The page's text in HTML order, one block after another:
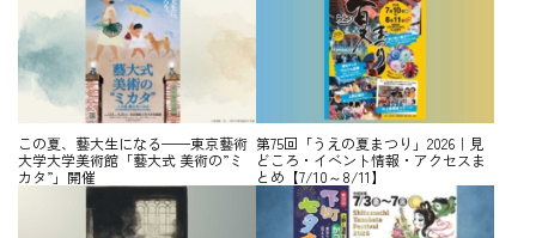
この夏、藝大生になる——東京藝術
大学大学美術館「藝大式 美術の”ミ
カタ”」開催
第75回「うえの夏まつり」2026｜見
どころ・イベント情報・アクセスま
とめ【7/10～8/11】